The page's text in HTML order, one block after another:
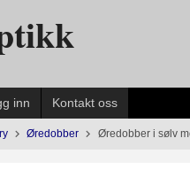
inn Kontakt oss
Øredobber Øredobber i sølv